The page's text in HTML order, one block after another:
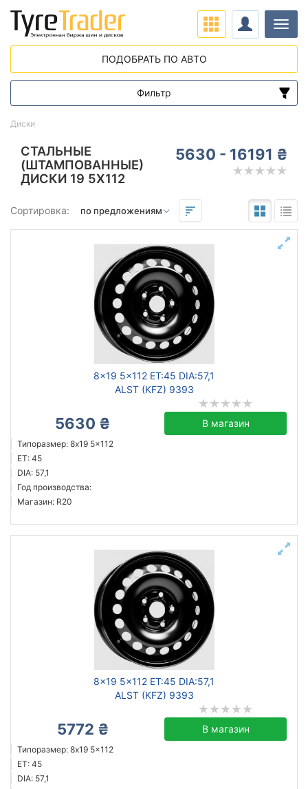
СТАЛЬНЫЕ
(ШТАМПОВАННЫЕ)
ДИСКИ 19 5X112
5630 - 16191 ₴
Сортировка:
8x19 5x112 ET:45 DIA:57,1
ALST (KFZ) 9393
5630 ₴ В магазин
Типоразмер: 8x19 5x112
ET: 45
DIA: 57,1
Год производства:
Магазин: R20
8x19 5x112 ET:45 DIA:57,1
ALST (KFZ) 9393
5772 ₴ В магазин
Типоразмер: 8x19 5x112
ET: 45
DIA: 57,1
Диски
ПОДОБРАТЬ ПО АВТО
Фильтр
от
Подбор по параметрам
до
до
ALST (KFZ)
Все бренды
Тип диска
кованый
литой
Подобрать